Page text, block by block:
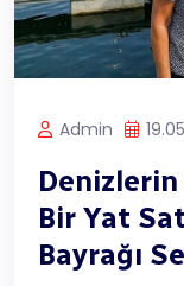
Admin
Bir Yat
Bayrağı